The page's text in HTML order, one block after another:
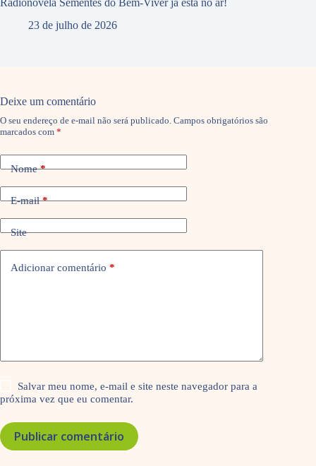
23 de julho de 2026
Deixe um comentário
O seu endereço de e-mail não será publicado. Campos obrigatórios são
marcados com *
Nome*
E-mail*
Site
Adicionar comentário *
Salvar meu nome, e-mail e site neste navegador para a
próxima vez que eu comentar.
Publicar comentário